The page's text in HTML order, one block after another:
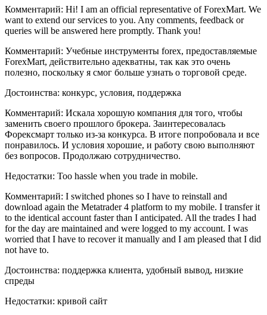
Комментарий: Hi! I am an official representative of ForexMart. We
want to extend our services to you. Any comments, feedback or
queries will be answered here promptly. Thank you!
Комментарий: Учебные инструменты forex, предоставляемые
ForexMart, действительно адекватны, так как это очень
полезно, поскольку я смог больше узнать о торговой среде.
Достоинства: конкурс, условия, поддержка
Комментарий: Искала хорошую компания для того, чтобы
заменить своего прошлого брокера. Заинтересовалась
Форексмарт только из-за конкурса. В итоге попробовала и все
понравилось. И условия хорошие, и работу свою выполняют
без вопросов. Продолжаю сотрудничество.
Недостатки: Too hassle when you trade in mobile.
Комментарий: I switched phones so I have to reinstall and
download again the Metatrader 4 platform to my mobile. I transfer it
to the identical account faster than I anticipated. All the trades I had
for the day are maintained and were logged to my account. I was
worried that I have to recover it manually and I am pleased that I did
not have to.
Достоинства: поддержка клиента, удобный вывод, низкие
спреды
Недостатки: кривой сайт